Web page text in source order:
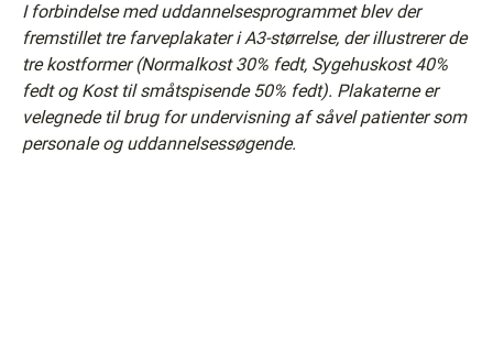
I forbindelse med uddannelsesprogrammet blev der
fremstillet tre farveplakater i A3-størrelse, der illustrerer de
tre kostformer (Normalkost 30% fedt, Sygehuskost 40%
fedt og Kost til småtspisende 50% fedt). Plakaterne er
velegnede til brug for undervisning af såvel patienter som
personale og uddannelsessøgende.